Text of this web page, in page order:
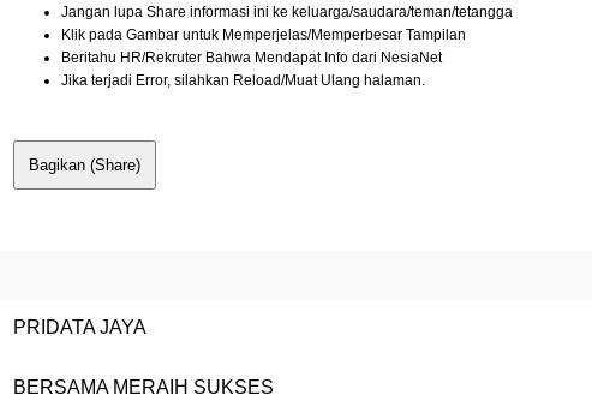
Jangan lupa Share informasi ini ke keluarga/saudara/teman/tetangga
Klik pada Gambar untuk Memperjelas/Memperbesar Tampilan
Beritahu HR/Rekruter Bahwa Mendapat Info dari NesiaNet
Jika terjadi Error, silahkan Reload/Muat Ulang halaman.
Bagikan (Share)
PRIDATA JAYA
BERSAMA MERAIH SUKSES